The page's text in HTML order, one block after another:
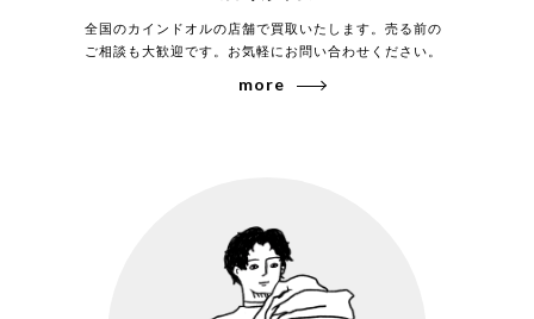
全国のカインドオルの店舗で買取いたします。売る前の
ご相談も大歓迎です。お気軽にお問い合わせください。
more